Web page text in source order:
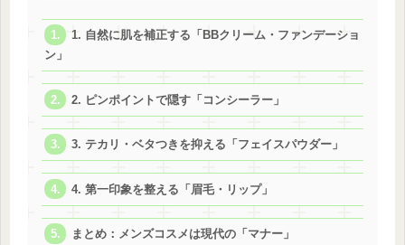
1. 自然に肌を補正する「BBクリーム・ファンデーショ
ン」
2. ピンポイントで隠す「コンシーラー」
3. テカリ・ベタつきを抑える「フェイスパウダー」
4. 第一印象を整える「眉毛・リップ」
まとめ：メンズコスメは現代の「マナー」